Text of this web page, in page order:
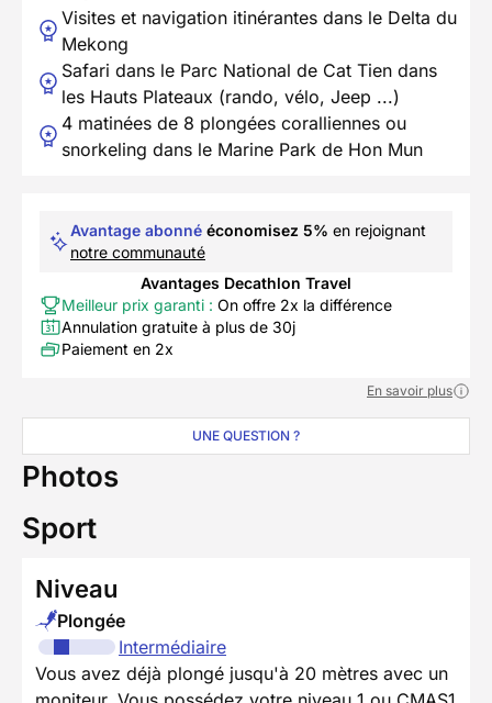
Visites et navigation itinérantes dans le Delta du
Mekong
Safari dans le Parc National de Cat Tien dans
les Hauts Plateaux (rando, vélo, Jeep ...)
4 matinées de 8 plongées coralliennes ou
snorkeling dans le Marine Park de Hon Mun
Avantage abonné économisez 5% en rejoignant
notre communauté
Avantages Decathlon Travel
Meilleur prix garanti : On offre 2x la différence
Annulation gratuite à plus de 30j
Paiement en 2x
En savoir plus
UNE QUESTION ?
Photos
Sport
Niveau
Plongée
Intermédiaire
Vous avez déjà plongé jusqu'à 20 mètres avec un